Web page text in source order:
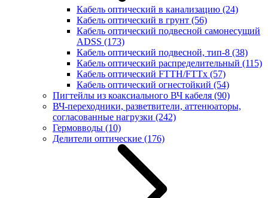
Кабель оптический в канализацию (24)
Кабель оптический в грунт (56)
Кабель оптический подвесной самонесущий
ADSS (173)
Кабель оптический подвесной, тип-8 (38)
Кабель оптический распределительный (115)
Кабель оптический FTTH/FTTx (57)
Кабель оптический огнестойкий (54)
Пигтейлы из коаксиального ВЧ кабеля (90)
ВЧ-переходники, разветвители, аттенюаторы,
согласованные нагрузки (242)
Гермовводы (10)
Делители оптические (176)